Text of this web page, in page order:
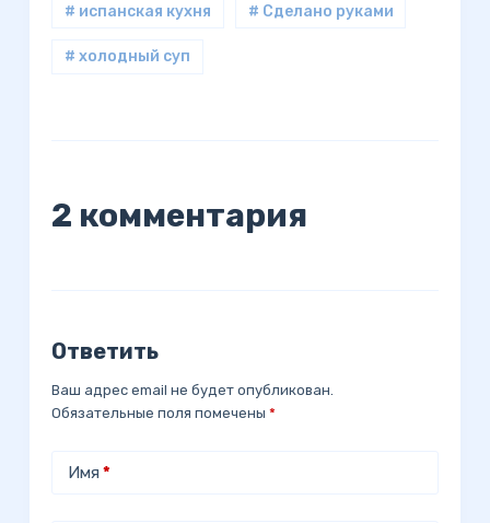
# испанская кухня # Сделано руками
# холодный суп
2 комментария
Ответить
Ваш адрес email не будет опубликован.
Обязательные поля помечены *
Имя *